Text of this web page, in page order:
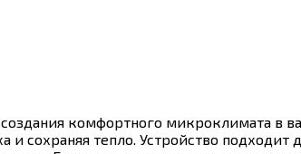
комфортного микроклимата в
сохраняя тепло. Устройство подходит